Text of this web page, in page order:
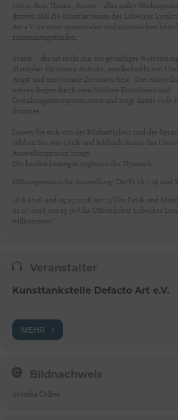
Unter dem Thema „Sturm – alles außer
dritten Mal die Künstler:innen des Lübecker
Art e.V. zu einer spannenden und stürmischen
zusammengefunden.
Sturm – das ist nicht nur ein gewaltiges
Metapher für innere Aufruhr, gesellschaftlichen
Angst und emotionale Zerrissen-heit. Die
weiten Bogen durch verschiedene Emotionen und
Gestaltungsinterpretationen und zeigt damit viele
Sturmes.
Lassen Sie sich von der Bildhaftigkeit und der
erleben Sie, wie Lyrik und bildende Kunst das
Ausstellungsraum bringt.
Die beiden Lesungen ergänzen die Dynamik.
Öffnungszeiten der Ausstellung: Do/Fr 16 – 19 und
28.6.2026 und 05.07.2026 um 15 Uhr Lyrik und
02.07.2026 um 19.30 Uhr Öffentlicher Lübecker
willkommen!
Veranstalter
Kunsttankstelle Defacto Art e.V.
MEHR
Bildnachweis
Monika Callies